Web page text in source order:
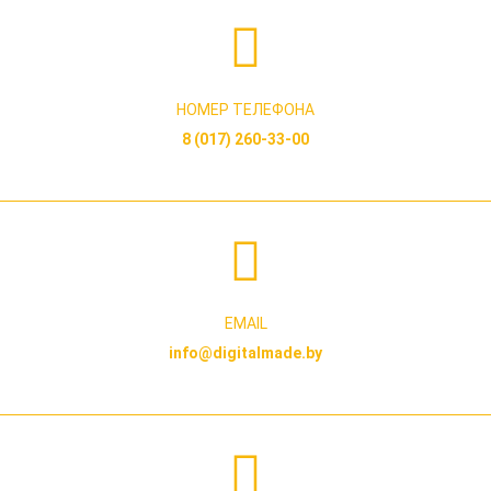
НОМЕР ТЕЛЕФОНА
8 (017) 260-33-00
EMAIL
info@digitalmade.by